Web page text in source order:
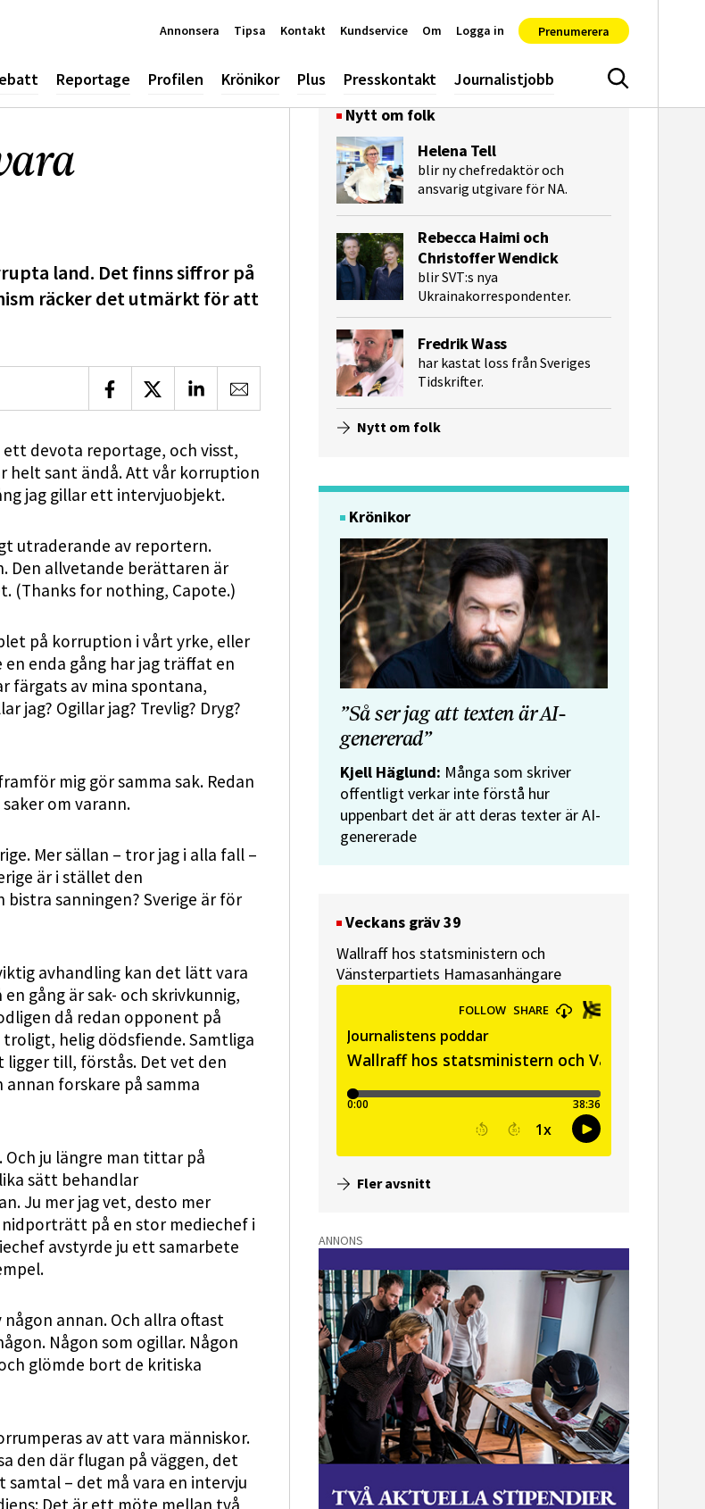
Reportage Profilen Krönikor Plus Presskontakt Journalistjobb Sök
Annonsera Tipsa Kontakt Kundservice Om Logga in Prenumerera
land. Det finns siffror på
räcker det utmärkt för att
Dela på Facebook
Dela på XDela på LinkedIn
Dela via e-post
devota reportage, och visst,
helt sant ändå. Att vår korruption
jag gillar ett intervjuobjekt.
utraderande av reportern.
Den allvetande berättaren är
(Thanks for nothing, Capote.)
på korruption i vårt yrke, eller
enda gång har jag träffat en
färgats av mina spontana,
jag? Ogillar jag? Trevlig? Dryg?
mig gör samma sak. Redan
om varann.
Mer sällan – tror jag i alla fall –
är i stället den
sanningen? Sverige är för
avhandling kan det lätt vara
gång är sak- och skrivkunnig,
då redan opponent på
helig dödsfiende. Samtliga
till, förstås. Det vet den
forskare på samma
Och ju längre man tittar på
sätt behandlar
Ju mer jag vet, desto mer
på en stor mediechef i
avstyrde ju ett samarbete
annan. Och allra oftast
Någon som ogillar. Någon
glömde bort de kritiska
av att vara människor.
den där flugan på väggen, det
– det må vara en intervju
Nytt om folk
Helena Tell
blir ny chefredaktör och
ansvarig utgivare för NA.
Rebecca Haimi och
Christoffer Wendick
blir SVT:s nya
Ukrainakorrespondenter.
Fredrik Wass
har kastat loss från Sveriges
Tidskrifter.
Nytt om folk
Krönikor
”Så ser jag att texten är AI-
genererad”
Kjell Häglund: Många som skriver
offentligt verkar inte förstå hur
uppenbart det är att deras texter är AI-
genererade
Veckans gräv 39
Wallraff hos statsministern och
Vänsterpartiets Hamasanhängare
Fler avsnitt
ANNONS